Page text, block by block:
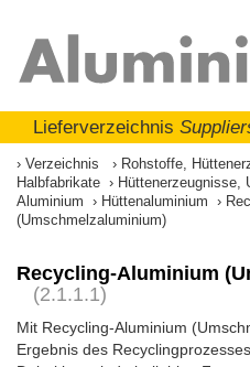
Lieferverzeichnis
Verzeichnis
Rohstoffe,
Halbfabrikate
Hüttenerzeugnisse,
Aluminium
Hüttenaluminium
(Umschmelzaluminium)
Recycling-Aluminium
(2.1.1.1)
Mit Recycling-Aluminium
Ergebnis des